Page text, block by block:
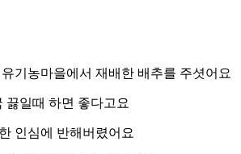
기농마을에서 재배한 배추를 주셧어요
끓일때 하면 좋다고요
인심에 반해버렸어요